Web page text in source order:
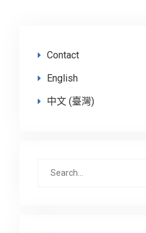
Contact
English
中文 (臺灣)